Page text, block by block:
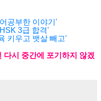
공부한 이야기'
3급 합격'
키우고 뱃살 빼고'
다시 중간에 포기하지 않겠